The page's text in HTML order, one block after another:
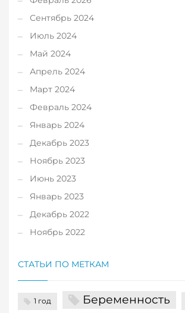
Сентябрь 2024
Июль 2024
Май 2024
Апрель 2024
Март 2024
Февраль 2024
Январь 2024
Декабрь 2023
Ноябрь 2023
Июнь 2023
Январь 2023
Декабрь 2022
Ноябрь 2022
СТАТЬИ ПО МЕТКАМ
1 год Беременность